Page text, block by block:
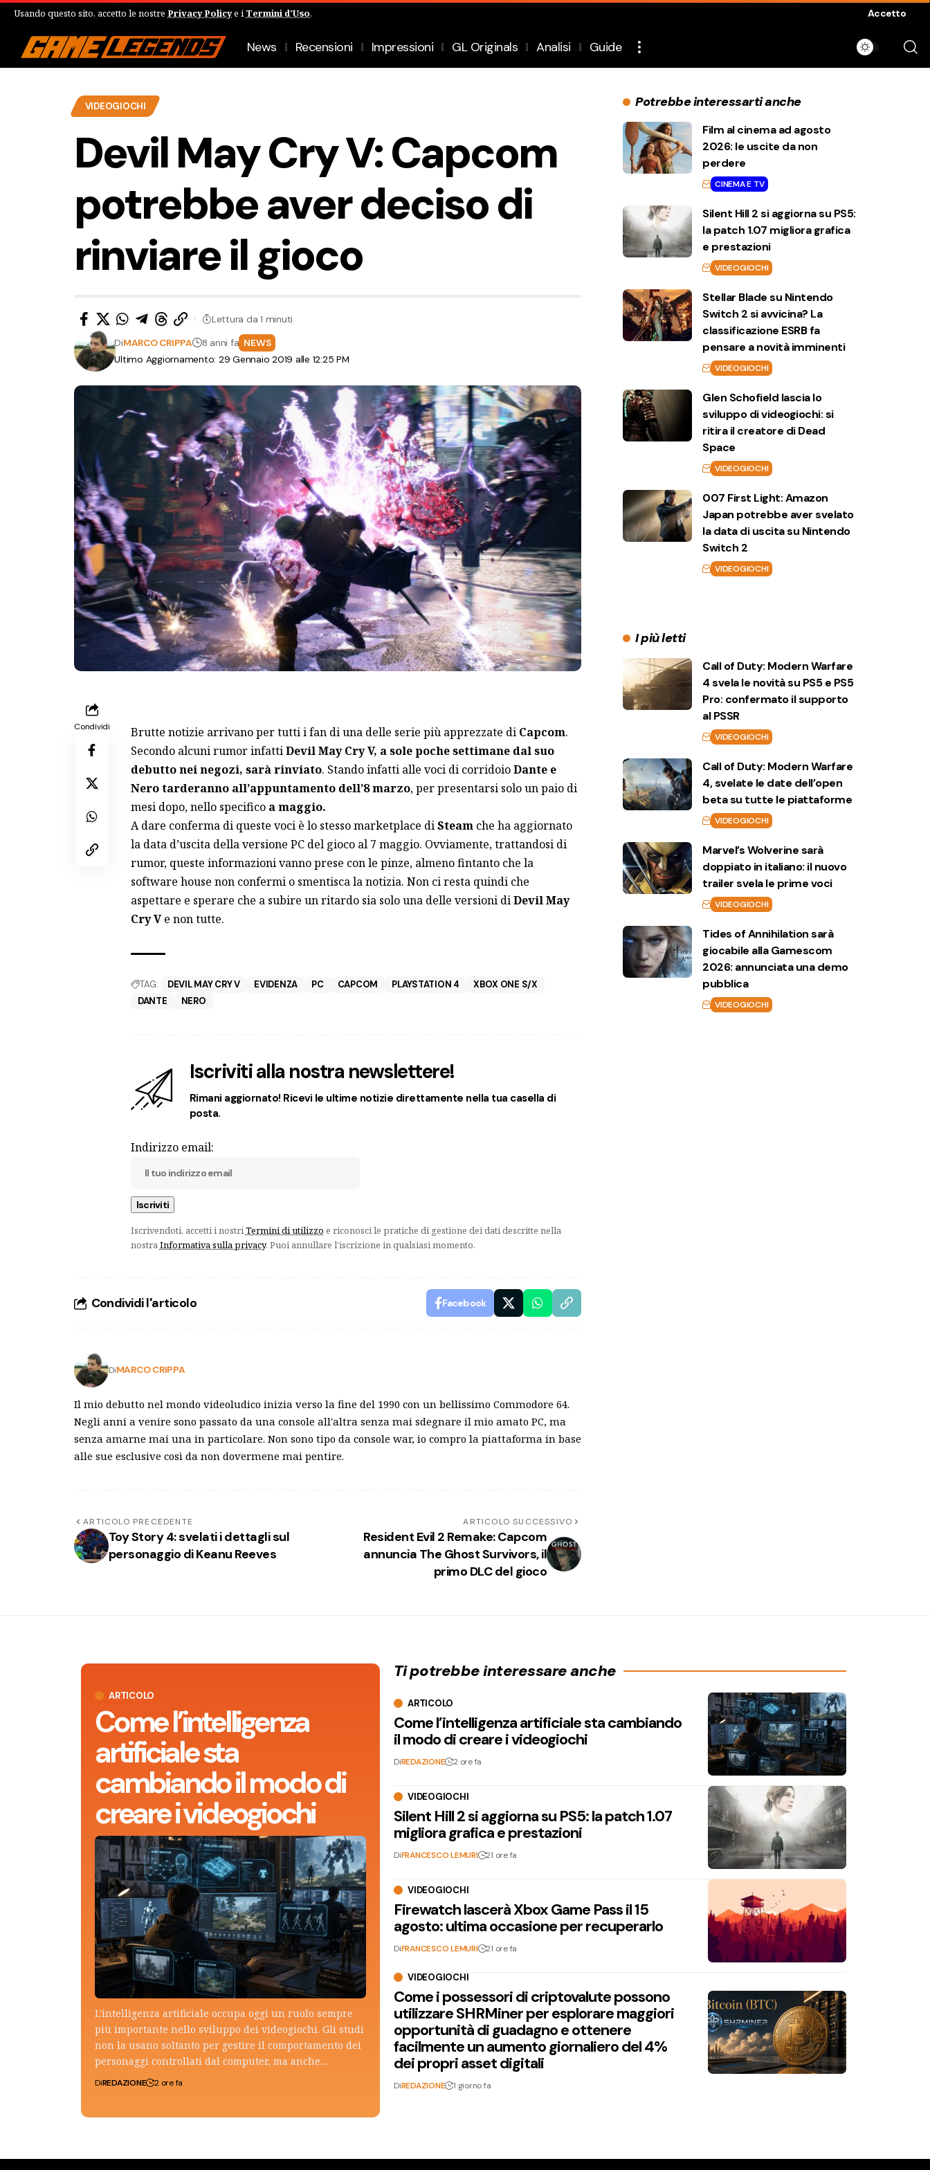
Usando questo sito, accetto le nostre Privacy Policye i Termini d'Uso. Accetto
News Recensioni Impressioni GL Originals Analisi Guide
VIDEOGIOCHI
Devil May Cry V: Capcom
potrebbe aver deciso di
rinviare il gioco
Ultimo Aggiornamento: 29 Gennaio 2019 alle 12:25 PM
DiMARCO CRIPPA 8 anni fa NEWS
Lettura da 1 minuti
Condividi Brutte notizie arrivano per tutti i fan di una delle serie più apprezzate di Capcom.
Secondo alcuni rumor infattiDevil May Cry V, a sole poche settimane dal suo
debutto nei negozi, sarà rinviato. Stando infatti alle voci di corridoioDante e
Nero tarderanno all’appuntamento dell’8 marzo, per presentarsi solo un paio di
mesi dopo, nello specificoa maggio.
A dare conferma di queste voci è lo stesso marketplace diSteamche ha aggiornato
la data d’uscita della versione PC del gioco al 7 maggio. Ovviamente, trattandosi di
rumor, queste informazioni vanno prese con le pinze, almeno fintanto che la
software house non confermi o smentisca la notizia. Non ci resta quindi che
aspettare e sperare che a subire un ritardo sia solo una delle versioni diDevil May
Cry Ve non tutte.
TAG: DEVIL MAY CRY V EVIDENZA PC CAPCOM PLAYSTATION 4
XBOX ONE S/X
DANTE
NERO
Iscriviti alla nostra newslettere!
Rimani aggiornato! Ricevi le ultime notizie direttamente nella tua casella di
posta.
Indirizzo email:
Iscrivendoti, accetti i nostriTermini di utilizzo e riconosci le pratiche di gestione dei dati descritte nella
nostraInformativa sulla privacy. Puoi annullare l'iscrizione in qualsiasi momento.
Condividi l'articolo Facebook
DiMARCO CRIPPA
Il mio debutto nel mondo videoludico inizia verso la fine del 1990 con un bellissimo Commodore 64.
Negli anni a venire sono passato da una console all'altra senza mai sdegnare il mio amato PC, ma
senza amarne mai una in particolare. Non sono tipo da console war, io compro la piattaforma in base
alle sue esclusive così da non dovermene mai pentire.
ARTICOLO PRECEDENTE
Toy Story 4: svelati i dettagli sul
personaggio di Keanu Reeves
ARTICOLO SUCCESSIVO
Resident Evil 2 Remake: Capcom
annuncia The Ghost Survivors, il
primo DLC del gioco
Potrebbe interessarti anche
Film al cinema ad agosto
2026: le uscite da non
perdere
CINEMA E TV
Silent Hill 2 si aggiorna su PS5:
la patch 1.07 migliora grafica
e prestazioni
VIDEOGIOCHI
Stellar Blade su Nintendo
Switch 2 si avvicina? La
classificazione ESRB fa
pensare a novità imminenti
VIDEOGIOCHI
Glen Schofield lascia lo
sviluppo di videogiochi: si
ritira il creatore di Dead
Space
VIDEOGIOCHI
007 First Light: Amazon
Japan potrebbe aver svelato
la data di uscita su Nintendo
Switch 2
VIDEOGIOCHI
I più letti
Call of Duty: Modern Warfare
4 svela le novità su PS5 e PS5
Pro: confermato il supporto
al PSSR
VIDEOGIOCHI
Call of Duty: Modern Warfare
4, svelate le date dell’open
beta su tutte le piattaforme
VIDEOGIOCHI
Marvel’s Wolverine sarà
doppiato in italiano: il nuovo
trailer svela le prime voci
VIDEOGIOCHI
Tides of Annihilation sarà
giocabile alla Gamescom
2026: annunciata una demo
pubblica
VIDEOGIOCHI
ARTICOLO
Come l’intelligenza
artificiale sta
cambiando il modo di
creare i videogiochi
L'intelligenza artificiale occupa oggi un ruolo sempre
più importante nello sviluppo dei videogiochi. Gli studi
non la usano soltanto per gestire il comportamento dei
personaggi controllati dal computer, ma anche…
DiREDAZIONE 2 ore fa
Ti potrebbe interessare anche
ARTICOLO
Come l’intelligenza artificiale sta cambiando
il modo di creare i videogiochi
DiREDAZIONE 2 ore fa
VIDEOGIOCHI
Silent Hill 2 si aggiorna su PS5: la patch 1.07
migliora grafica e prestazioni
DiFRANCESCO LEMURI 21 ore fa
VIDEOGIOCHI
Firewatch lascerà Xbox Game Pass il 15
agosto: ultima occasione per recuperarlo
DiFRANCESCO LEMURI 21 ore fa
VIDEOGIOCHI
Come i possessori di criptovalute possono
utilizzare SHRMiner per esplorare maggiori
opportunità di guadagno e ottenere
facilmente un aumento giornaliero del 4%
dei propri asset digitali
DiREDAZIONE 1 giorno fa